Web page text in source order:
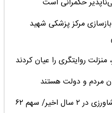
مرکز پزشکی شهید
روایتگری را عیان کردند
مردم و دولت هستند
رشد ۳ برابری منابع بانک کشاورزی در ۲ سال اخیر/ سهم ۶۲